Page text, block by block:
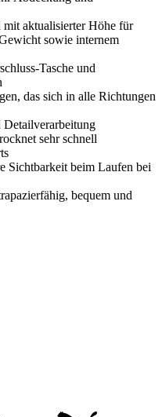
mit aktualisierter Höhe für
sowie internem
Tasche und
das sich in alle Richtungen
Detailverarbeitung
sehr schnell
Sichtbarkeit beim Laufen bei
bequem und